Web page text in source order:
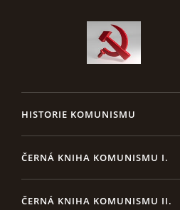
HISTORIE KOMUNISMU
ČERNÁ KNIHA KOMUNISMU I.
ČERNÁ KNIHA KOMUNISMU II.